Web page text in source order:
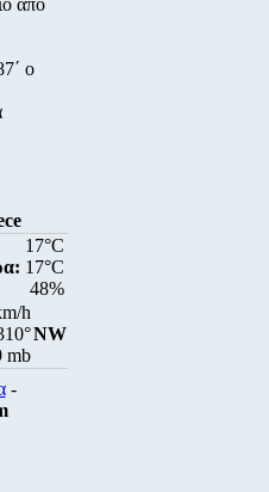
από
ο
17°C
17°C
48%
h
mb
NW
-